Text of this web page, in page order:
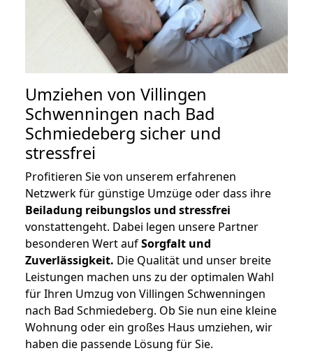
Umziehen von Villingen
Schwenningen nach Bad
Schmiedeberg sicher und
stressfrei
Profitieren Sie von unserem erfahrenen
Netzwerk für günstige Umzüge oder dass ihre
Beiladung reibungslos und stressfrei
vonstattengeht. Dabei legen unsere Partner
besonderen Wert aufSorgfalt und
Zuverlässigkeit. Die Qualität und unser breite
Leistungen machen uns zu der optimalen Wahl
für Ihren Umzug von Villingen Schwenningen
nach Bad Schmiedeberg. Ob Sie nun eine kleine
Wohnung oder ein großes Haus umziehen, wir
haben die passende Lösung für Sie.